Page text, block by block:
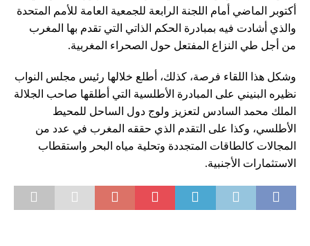
أكتوبر الماضي أمام اللجنة الرابعة للجمعية العامة للأمم المتحدة
والذي أشادت فيه بمبادرة الحكم الذاتي التي تقدم بها المغرب
من أجل طي النزاع المفتعل حول الصحراء المغربية.
وشكل هذا اللقاء فرصة، كذلك، أطلع خلالها رئيس مجلس النواب
نظيره البنيني على المبادرة الأطلسية التي أطلقها صاحب الجلالة
الملك محمد السادس لتعزيز ولوج دول الساحل للمحيط
الأطلسي، وكذا على التقدم الذي حققه المغرب في عدد من
المجالات كالطاقات المتجددة وتحلية مياه البحر واستقطاب
الاستثمارات الأجنبية.